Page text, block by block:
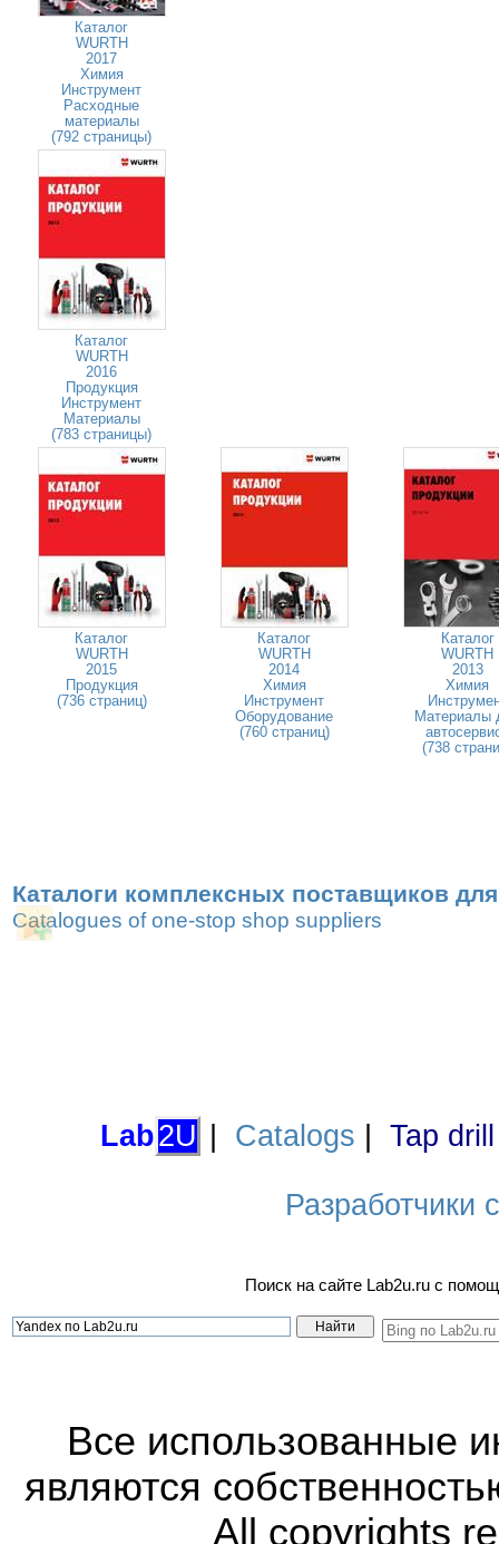
Каталог
WURTH
2017
Химия
Инструмент
Расходные
материалы
(792 страницы)
Каталог
WURTH
2016
Продукция
Инструмент
Материалы
(783 страницы)
Каталог
WURTH
2015
Продукция
(736 страниц)
Каталог
WURTH
2014
Химия
Инструмент
Оборудование
(760 страниц)
Каталог
WURTH
2013
Химия
Материалы
(738
Каталоги комплексных поставщиков
Catalogues of one-stop shop suppliers
Lab2U Catalogs Tap
Разработчики
Поиск на сайте Lab2u.ru с
Все использованные
являются
All copyrights